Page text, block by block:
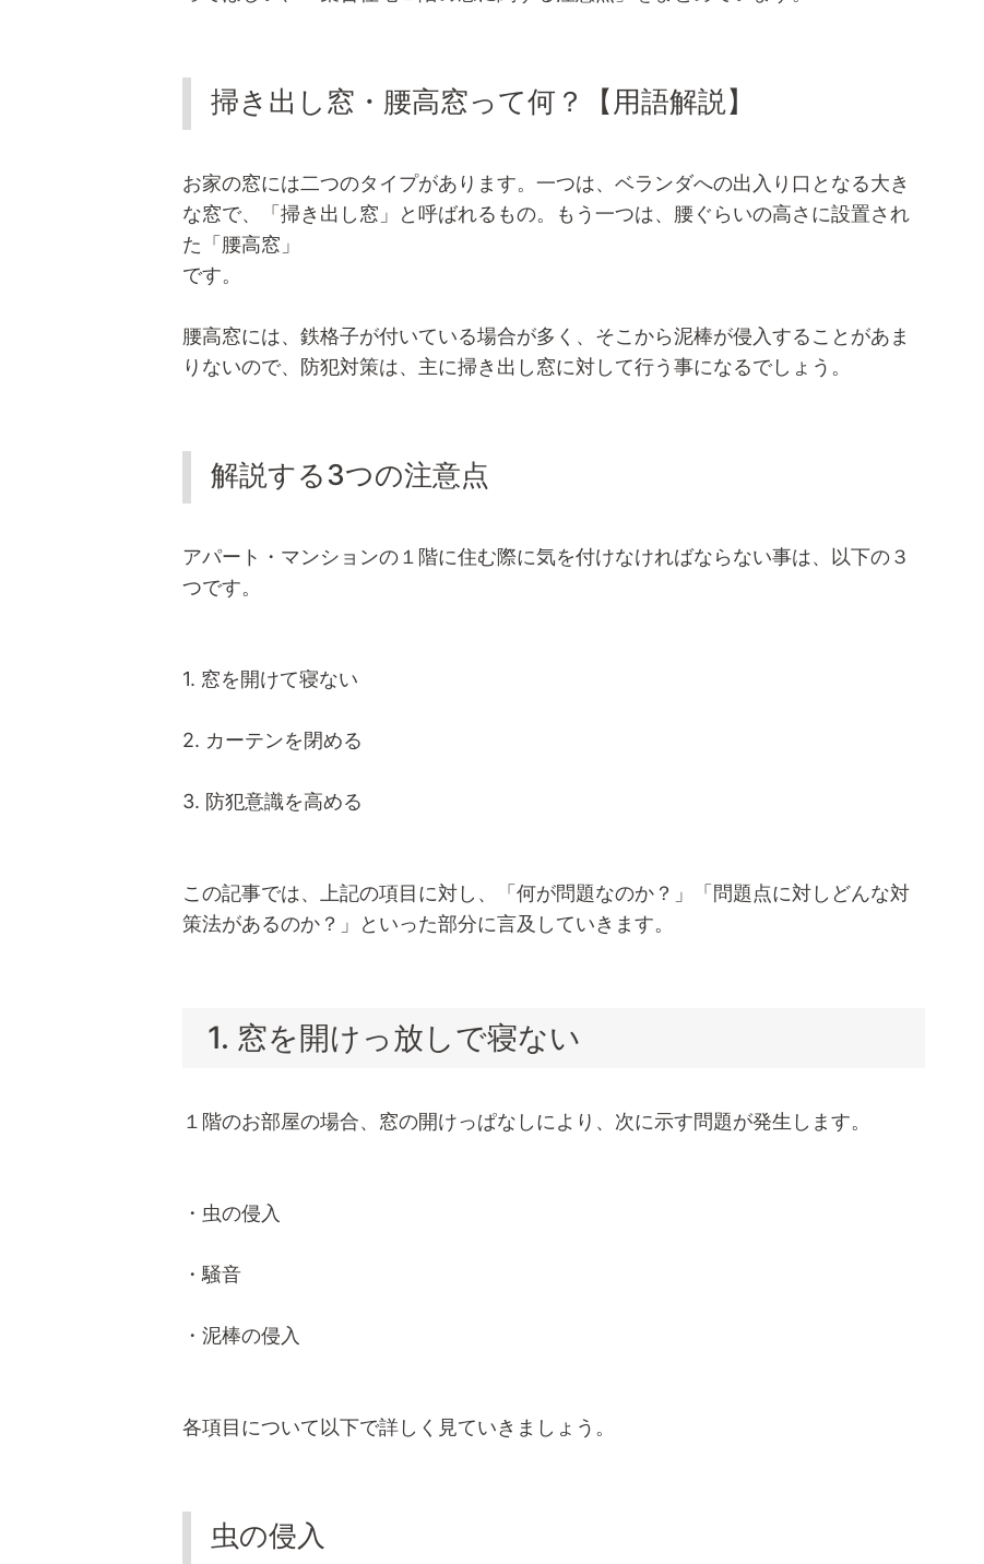
掃き出し窓・腰高窓って何？【用語解説】
お家の窓には二つのタイプがあります。一つは、ベランダへの出入り口となる大き
な窓で、「掃き出し窓」と呼ばれるもの。もう一つは、腰ぐらいの高さに設置され
た「腰高窓」
です。
腰高窓には、鉄格子が付いている場合が多く、そこから泥棒が侵入することがあま
りないので、防犯対策は、主に掃き出し窓に対して行う事になるでしょう。
解説する3つの注意点
アパート・マンションの１階に住む際に気を付けなければならない事は、以下の３
つです。
1. 窓を開けて寝ない
2. カーテンを閉める
3. 防犯意識を高める
この記事では、上記の項目に対し、「何が問題なのか？」「問題点に対しどんな対
策法があるのか？」といった部分に言及していきます。
1. 窓を開けっ放しで寝ない
１階のお部屋の場合、窓の開けっぱなしにより、次に示す問題が発生します。
・虫の侵入
・騒音
・泥棒の侵入
各項目について以下で詳しく見ていきましょう。
虫の侵入